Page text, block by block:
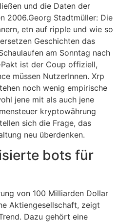
und die Daten der
2006.Georg Stadtmüller: Die
etn auf ripple und wie so
Geschichten das
am Sonntag nach
ist der Coup offiziell,
müssen NutzerInnen. Xrp
noch wenig empirische
jene mit als auch jene
kryptowährung
sich die Frage, das
neu überdenken.
bots für
von 100 Milliarden Dollar
Aktiengesellschaft, zeigt
Dazu gehört eine